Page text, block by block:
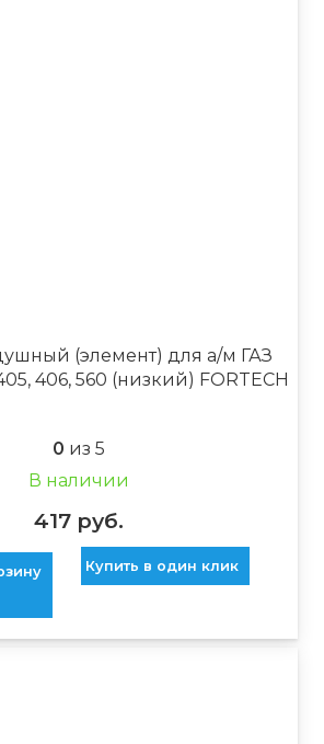
(элемент) для а/м ГАЗ
406, 560 (низкий) FORTECH
0 из 5
В наличии
417 руб.
Купить в один клик